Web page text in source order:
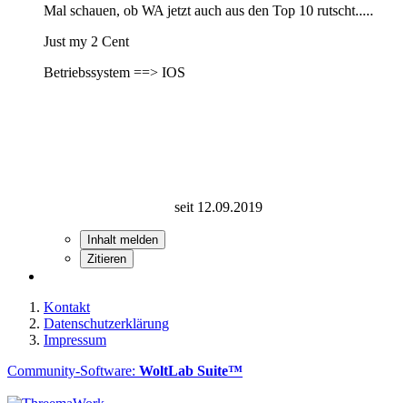
Mal schauen, ob WA jetzt auch aus den Top 10 rutscht.....
Just my 2 Cent
Betriebssystem ==> IOS
seit 12.09.2019
Inhalt melden
Zitieren
Kontakt
Datenschutzerklärung
Impressum
Community-Software: WoltLab Suite™